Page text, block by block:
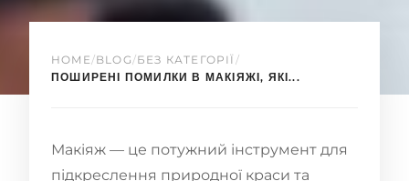
HOME/BLOG/БЕЗ КАТЕГОРІЇ /
ПОШИРЕНІ ПОМИЛКИ В МАКІЯЖІ, ЯКІ...
Макіяж — це потужний інструмент для
підкреслення природної краси та